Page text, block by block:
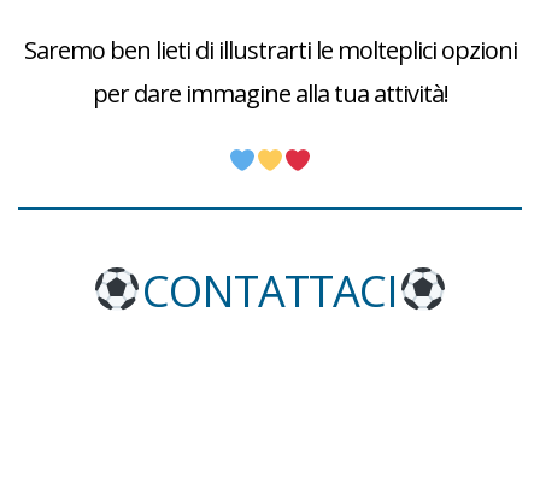
Saremo ben lieti di illustrarti le molteplici opzioni
per dare immagine alla tua attività!
CONTATTACI